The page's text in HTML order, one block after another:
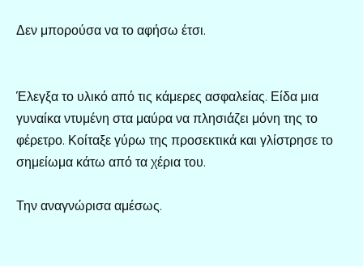
Δεν μπορούσα να το αφήσω έτσι.
Έλεγξα το υλικό από τις κάμερες ασφαλείας. Είδα μια
γυναίκα ντυμένη στα μαύρα να πλησιάζει μόνη της το
φέρετρο. Κοίταξε γύρω της προσεκτικά και γλίστρησε το
σημείωμα κάτω από τα χέρια του.
Την αναγνώρισα αμέσως.